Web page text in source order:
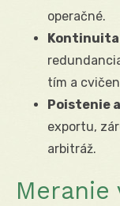
operačné.
tím a
Poistenie
exportu,
arbitráž.
Meranie